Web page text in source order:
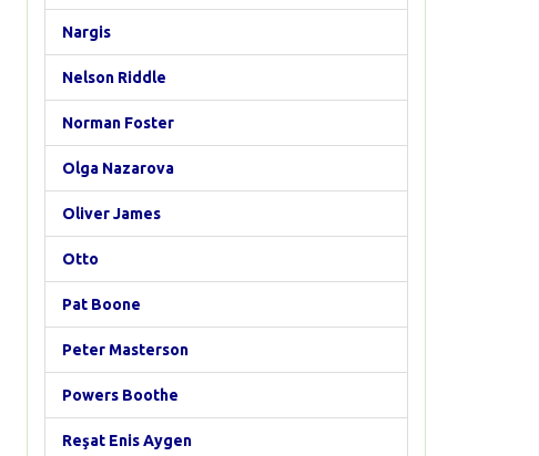
Nargis
Nelson Riddle
Norman Foster
Olga Nazarova
Oliver James
Otto
Pat Boone
Peter Masterson
Powers Boothe
Reşat Enis Aygen